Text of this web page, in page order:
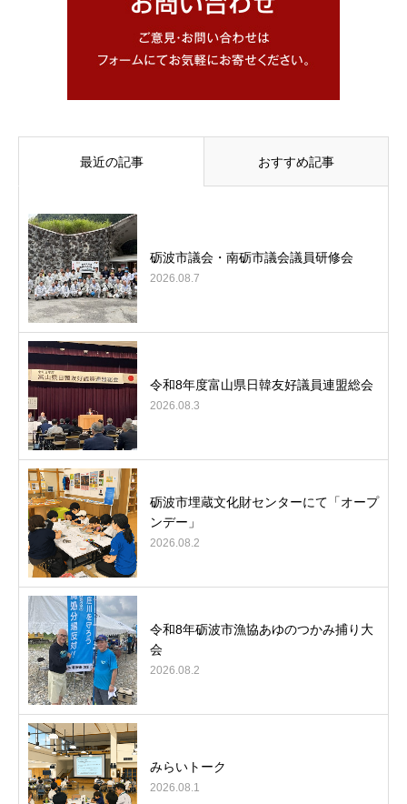
最近の記事 おすすめ記事
砺波市議会・南砺市議会議員研修会
2026.08.7
令和8年度富山県日韓友好議員連盟総会
2026.08.3
砺波市埋蔵文化財センターにて「オープ
ンデー」
2026.08.2
令和8年砺波市漁協あゆのつかみ捕り大
会
2026.08.2
みらいトーク
2026.08.1